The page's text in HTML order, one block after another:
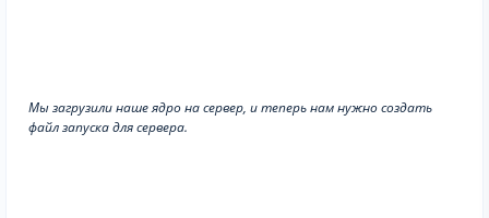
Мы загрузили наше ядро на сервер, и теперь нам нужно создать
файл запуска для сервера.